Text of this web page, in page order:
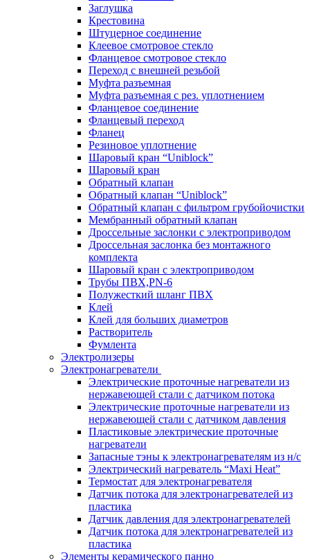
Заглушка
Крестовина
Штуцерное соединение
Клеевое смотровое стекло
Фланцевое смотровое стекло
Переход с внешней резьбой
Муфта разъемная
Муфта разъемная с рез. уплотнением
Фланцевое соединение
Фланцевый переход
Фланец
Резиновое уплотнение
Шаровый кран “Uniblock”
Шаровый кран
Обратный клапан
Обратный клапан “Uniblock”
Обратный клапан с фильтром грубойочистки
Мембранный обратный клапан
Дроссельные заслонки с электроприводом
Дроссельная заслонка без монтажного
комплекта
Шаровый кран с электроприводом
Трубы ПВХ,PN-6
Полужесткий шланг ПВХ
Клей
Клей для больших диаметров
Растворитель
Фумлента
Электролизеры
Электронагреватели
Электрические проточные нагреватели из
нержавеющей стали с датчиком потока
Электрические проточные нагреватели из
нержавеющей стали с датчиком давления
Пластиковые электрические проточные
нагреватели
Запасные тэны к электронагревателям из н/с
Электрический нагреватель “Maxi Heat”
Термостат для электронагревателя
Датчик потока для электронагревателей из
пластика
Датчик давления для электронагревателей
Датчик потока для электронагревателей из
пластика
Элементы керамического панно